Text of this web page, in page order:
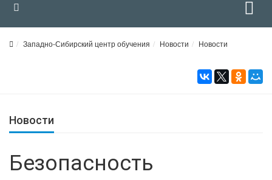
Западно-Сибирский центр обучения Новости Новости
Новости
Безопасность